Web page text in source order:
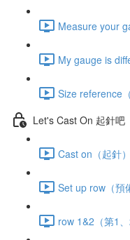
Measure your
My gauge is
Size reference
Let's Cast On 起針吧
Cast on（起針
Set up row（預
row 1&2（第1